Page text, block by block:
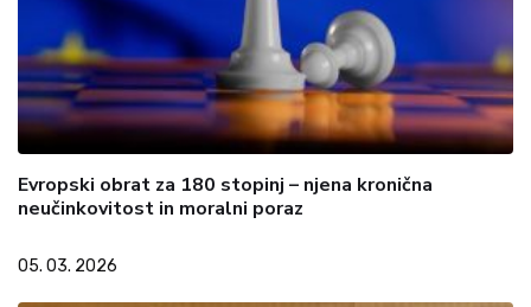
Evropski obrat za 180 stopinj – njena kronična
neučinkovitost in moralni poraz
05. 03. 2026